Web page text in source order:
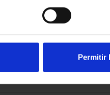
Permitir